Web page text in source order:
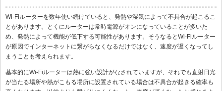
Wi-Fiルーターを数年使い続けていると、発熱や湿気によって不具合が起こるこ
とがあります。とくにルーターは常時電源がオンになっていることが多いた
め、発熱によって機能が低下する可能性があります。そうなるとWi-Fiルーター
が原因でインターネットに繋がらなくなるだけではなく、速度が遅くなってし
まうことも考えられます。
基本的にWi-Fiルーターは熱に強い設計がなされていますが、それでも直射日光
が当たる場所や熱がこもる場所に設置されている場合は不具合が起きる確率も